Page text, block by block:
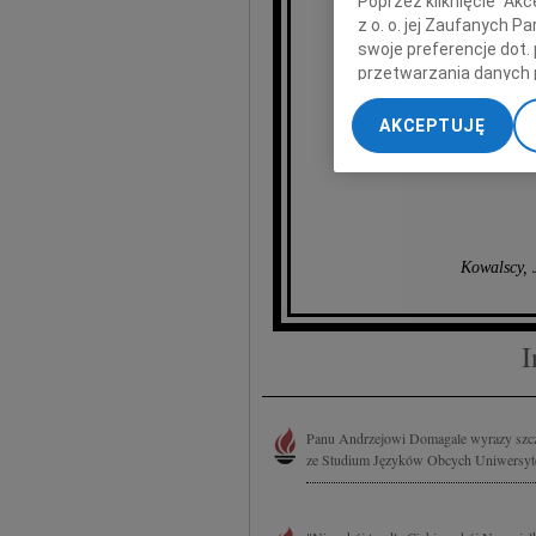
Kowalscy,
Panu Andrzejowi Domagale wyrazy
ze Studium Języków Obcych
z o. o. jej Zaufanych
swoje preferencje dot.
przetwarzania danych
„Ustawienia
My, nasi Zaufani
dokładnych danych
Przechowywanie
treści, badnie
AKCEPTUJĘ